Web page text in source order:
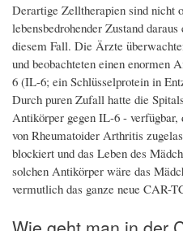
Derartige Zelltherapien sind nicht
lebensbedrohender Zustand
diesem Fall. Die Ärzte
und beobachteten einen enormen
6 (IL-6; ein Schlüsselprotein in
Durch puren Zufall hatte die
Antikörper gegen IL-6 -
von Rheumatoider Arthritis
blockiert und das Leben des
solchen Antikörper wäre das
vermutlich das ganze neue CAR-